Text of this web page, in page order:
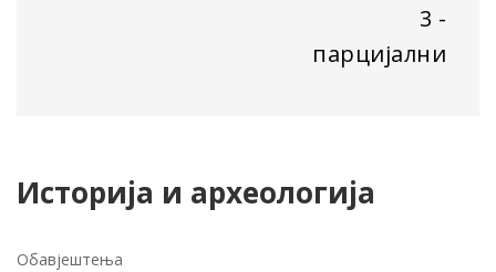
3 -
парцијални
Историја и археологија
Обавјештења